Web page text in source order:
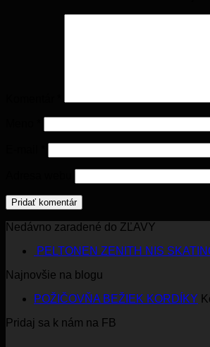
Nedávno zaradené do ZĽAVY
PELTONEN ZENITH NIS
Najnovšie na blogu
POŽIČOVŇA BEŽIEK KORDÍKY
Pridaj sa k nám na FB